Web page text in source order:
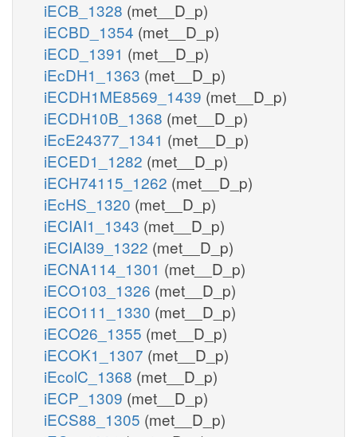
iECB_1328 (met__D_p)
iECBD_1354 (met__D_p)
iECD_1391 (met__D_p)
iEcDH1_1363 (met__D_p)
iECDH1ME8569_1439 (met__D_p)
iECDH10B_1368 (met__D_p)
iEcE24377_1341 (met__D_p)
iECED1_1282 (met__D_p)
iECH74115_1262 (met__D_p)
iEcHS_1320 (met__D_p)
iECIAI1_1343 (met__D_p)
iECIAI39_1322 (met__D_p)
iECNA114_1301 (met__D_p)
iECO103_1326 (met__D_p)
iECO111_1330 (met__D_p)
iECO26_1355 (met__D_p)
iECOK1_1307 (met__D_p)
iEcolC_1368 (met__D_p)
iECP_1309 (met__D_p)
iECS88_1305 (met__D_p)